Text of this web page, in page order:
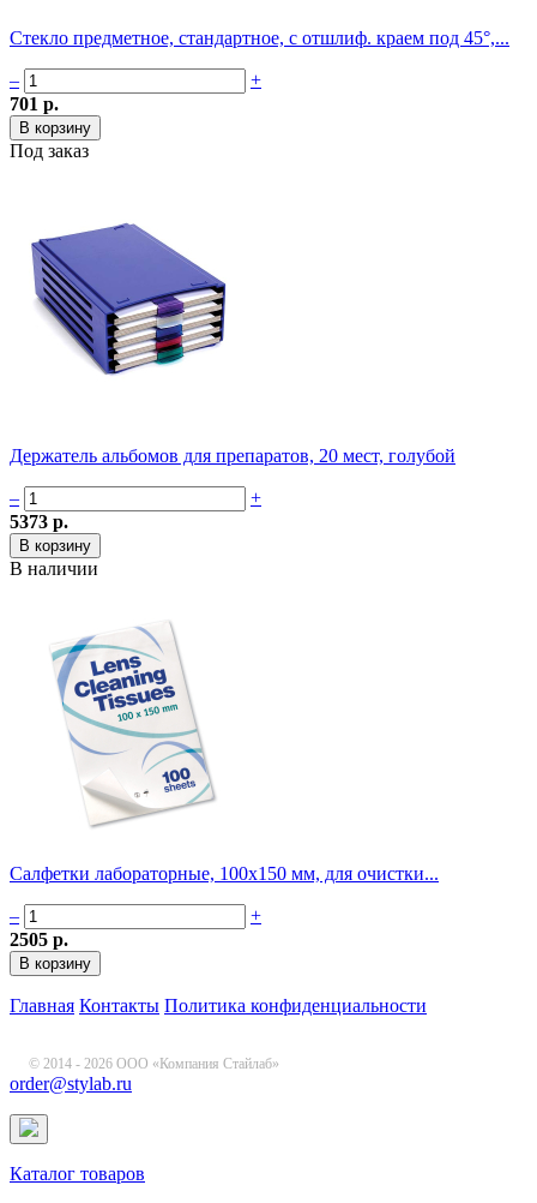
Стекло предметное, стандартное, с отшлиф. краем под 45°,...
–
+
701 р.
Под заказ
Держатель альбомов для препаратов, 20 мест, голубой
–
+
5373 р.
В наличии
Салфетки лабораторные, 100x150 мм, для очистки...
–
+
2505 р.
Главная Контакты Политика конфиденциальности
© 2014 - 2026 ООО «Компания Стайлаб»
order@stylab.ru
Каталог товаров